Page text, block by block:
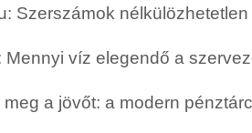
Szerszámok
Mennyi víz elegendő a
a jövőt: a modern